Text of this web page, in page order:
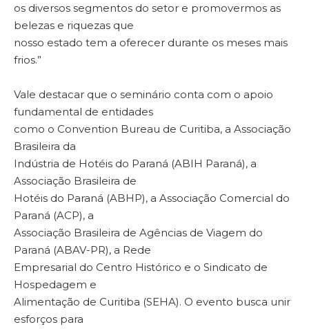
os diversos segmentos do setor e promovermos as
belezas e riquezas que
nosso estado tem a oferecer durante os meses mais
frios.”
Vale destacar que o seminário conta com o apoio
fundamental de entidades
como o Convention Bureau de Curitiba, a Associação
Brasileira da
Indústria de Hotéis do Paraná (ABIH Paraná), a
Associação Brasileira de
Hotéis do Paraná (ABHP), a Associação Comercial do
Paraná (ACP), a
Associação Brasileira de Agências de Viagem do
Paraná (ABAV-PR), a Rede
Empresarial do Centro Histórico e o Sindicato de
Hospedagem e
Alimentação de Curitiba (SEHA). O evento busca unir
esforços para